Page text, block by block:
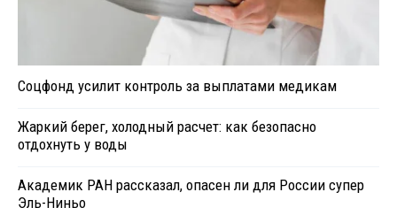
Соцфонд усилит контроль за выплатами медикам
Жаркий берег, холодный расчет: как безопасно
отдохнуть у воды
Академик РАН рассказал, опасен ли для России супер
Эль-Ниньо